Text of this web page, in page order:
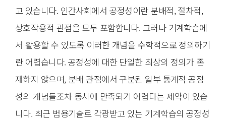
고 있습니다. 인간사회에서 공정성이란 분배적, 절차적,
상호작용적 관점을 모두 포함합니다. 그러나 기계학습에
서 활용할 수 있도록 이러한 개념을 수학적으로 정의하기
란 어렵습니다. 공정성에 대한 단일한 최상의 정의가 존
재하지 않으며, 분배 관점에서 구분된 일부 통계적 공정
성의 개념들조차 동시에 만족되기 어렵다는 제약이 있습
니다. 최근 범용기술로 각광받고 있는 기계학습의 공정성